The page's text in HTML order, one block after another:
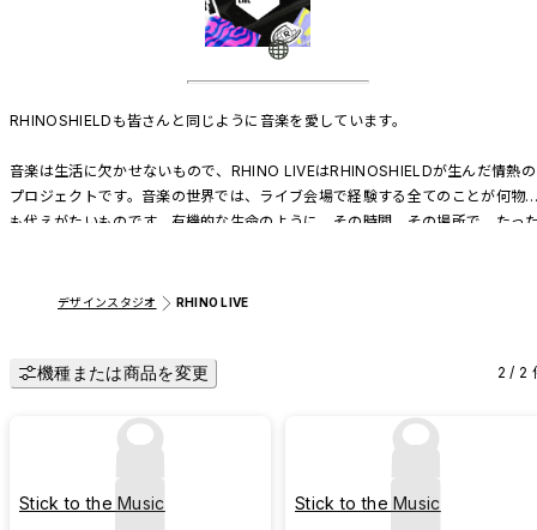
RHINOSHIELDも皆さんと同じように音楽を愛しています。
音楽は生活に欠かせないもので、RHINO LIVEはRHINOSHIELDが生んだ情熱の
プロジェクトです。音楽の世界では、ライブ会場で経験する全てのことが何物
も代えがたいものです。有機的な生命のように、その時間、その場所で、たっ
RHINOSHIELDとミュージシャンが手を組み、ボルダリング場や蘇った歴史的
す。隣にいる同じように音楽を愛するあなたと、私と、彼と、共鳴しながら帰
意識を見つけます。気持ちが伝わり、心の声を吐き出し、自分を感じて自由に
デザインスタジオ RHINO LIVE
機種または商品を変更 2 / 2
Stick to the Music Stick to the Music